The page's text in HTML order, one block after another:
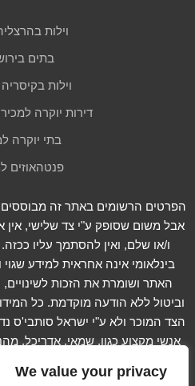
We value your privacy
וילות
בתים
וילות
דירות יוקרה
בתי יוקרה
פנטהאוזים
הפרטים הרשומים באתר זה מבוססים
אבל משום שסופק ע"י צד שלישי, אין
ו/או שלם, ואין להסתמך עליו
בינלאומי אינה אחראית למידע
האתר ושומרת את הזכות
וביטול ללא הודעה מוקדמת. כל
הצד המוכר ולא ע"י ישראל סותבי'ס
אנשי מקצוע כגון, שמאי, אדריכל,
קרא